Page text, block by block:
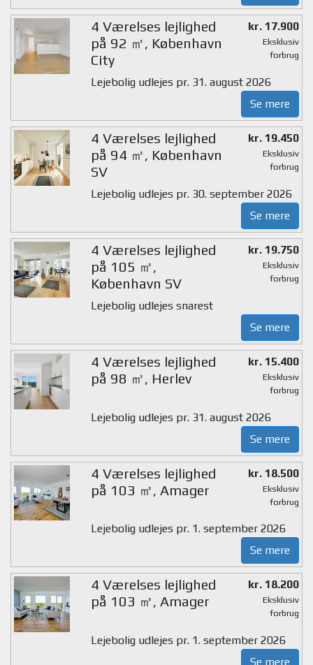
4 Værelses lejlighed
på 92 ㎡, København
City
kr. 17.900
Eksklusiv
forbrug
Lejebolig udlejes pr. 31. august 2026
Se mere
4 Værelses lejlighed
på 94 ㎡, København
SV
kr. 19.450
Eksklusiv
forbrug
Lejebolig udlejes pr. 30. september 2026
Se mere
4 Værelses lejlighed
på 105 ㎡,
København SV
kr. 19.750
Eksklusiv
forbrug
Lejebolig udlejes snarest
Se mere
4 Værelses lejlighed
på 98 ㎡, Herlev
kr. 15.400
Eksklusiv
forbrug
Lejebolig udlejes pr. 31. august 2026
Se mere
4 Værelses lejlighed
på 103 ㎡, Amager
kr. 18.500
Eksklusiv
forbrug
Lejebolig udlejes pr. 1. september 2026
Se mere
4 Værelses lejlighed
på 103 ㎡, Amager
kr. 18.200
Eksklusiv
forbrug
Lejebolig udlejes pr. 1. september 2026
Se mere